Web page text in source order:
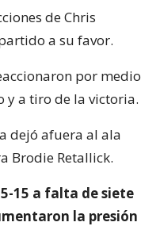
de Chris
a su favor.
por medio
y a tiro de la victoria.
dejó afuera al ala
Brodie Retallick.
15 a falta de siete
la presión